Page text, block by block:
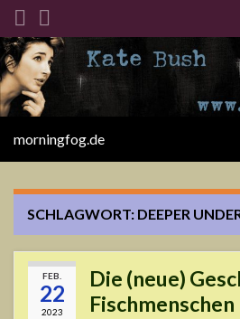
Search for:
morningfog.de
SCHLAGWORT: DEEPER
FEB.
22
2023
Die (neue)
Fischmenschen